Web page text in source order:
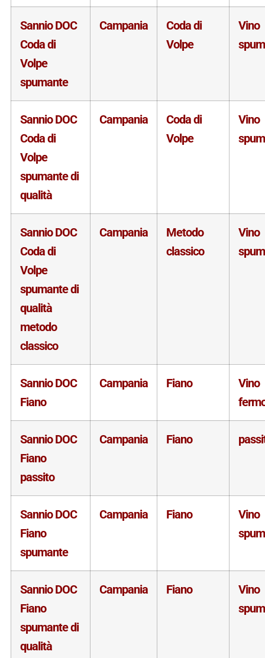
Sannio DOC
Coda di
Volpe
spumante
Campania
Coda di
Volpe
Vino
Sannio DOC
Coda di
Volpe
spumante di
qualità
Campania
Coda di
Volpe
Vino
Sannio DOC
Coda di
Volpe
spumante di
qualità
metodo
classico
Campania
Metodo
classico
Vino
Sannio DOC
Fiano
Campania Fiano
Vino
Sannio DOC
Fiano
passito
Campania Fiano
Sannio DOC
Fiano
spumante
Campania Fiano
Vino
Sannio DOC
Fiano
spumante di
qualità
Campania Fiano
Vino